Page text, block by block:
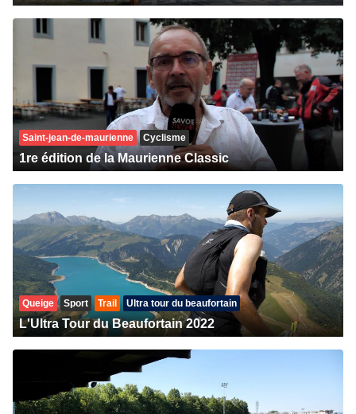
Saint-jean-de-maurienne Cyclisme
1re édition de la Maurienne Classic
Queige Sport Trail Ultra tour du beaufortain
L'Ultra Tour du Beaufortain 2022